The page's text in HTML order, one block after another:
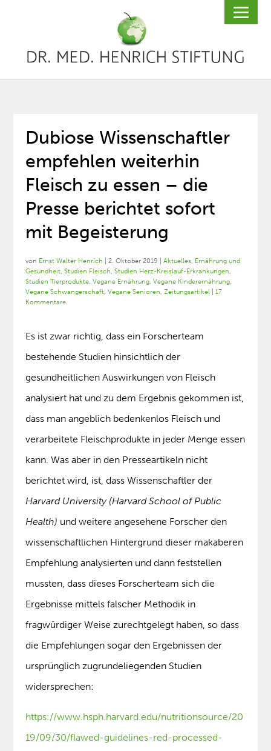
Dubiose Wissenschaftler
empfehlen weiterhin
Fleisch zu essen – die
Presse berichtet sofort
mit Begeisterung
von Ernst Walter Henrich |2. Oktober 2019 |Aktuelles, Ernährung und
Gesundheit,Studien Fleisch,Studien Herz-Kreislauf-Erkrankungen,
Studien Tierprodukte,Vegane Ernährung,Vegane Kinderernährung,
Vegane Schwangerschaft,Vegane Senioren,Zeitungsartikel |17
Kommentare
Es ist zwar richtig, dass ein Forscherteam
bestehende Studien hinsichtlich der
gesundheitlichen Auswirkungen von Fleisch
analysiert hat und zu dem Ergebnis gekommen ist,
dass man angeblich bedenkenlos Fleisch und
verarbeitete Fleischprodukte in jeder Menge essen
kann. Was aber in den Presseartikeln nicht
berichtet wird, ist, dass Wissenschaftler der
Harvard University (Harvard School of Public
Health) und weitere angesehene Forscher den
wissenschaftlichen Hintergrund dieser makaberen
Empfehlung analysierten und dann feststellen
mussten, dass dieses Forscherteam sich die
Ergebnisse mittels falscher Methodik in
fragwürdiger Weise zurechtgelegt haben, so dass
die Empfehlungen sogar den Ergebnissen der
ursprünglich zugrundeliegenden Studien
widersprechen:
https://www.hsph.harvard.edu/nutritionsource/20
19/09/30/flawed-guidelines-red-processed-